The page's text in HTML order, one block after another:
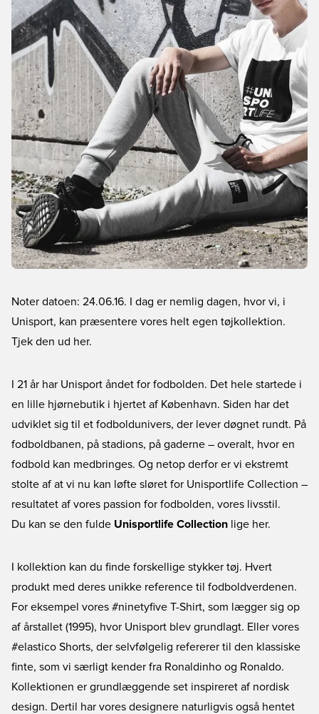
Noter datoen: 24.06.16. I dag er nemlig dagen, hvor vi, i
Unisport, kan præsentere vores helt egen tøjkollektion.
Tjek den ud her.
I 21 år har Unisport åndet for fodbolden. Det hele startede i
en lille hjørnebutik i hjertet af København. Siden har det
udviklet sig til et fodboldunivers, der lever døgnet rundt. På
fodboldbanen, på stadions, på gaderne – overalt, hvor en
fodbold kan medbringes. Og netop derfor er vi ekstremt
stolte af at vi nu kan løfte sløret for Unisportlife Collection –
resultatet af vores passion for fodbolden, vores livsstil.
Du kan se den fulde Unisportlife Collection lige her.
I kollektion kan du finde forskellige stykker tøj. Hvert
produkt med deres unikke reference til fodboldverdenen.
For eksempel vores #ninetyfive T-Shirt, som lægger sig op
af årstallet (1995), hvor Unisport blev grundlagt. Eller vores
#elastico Shorts, der selvfølgelig refererer til den klassiske
finte, som vi særligt kender fra Ronaldinho og Ronaldo.
Kollektionen er grundlæggende set inspireret af nordisk
design. Dertil har vores designere naturligvis også hentet